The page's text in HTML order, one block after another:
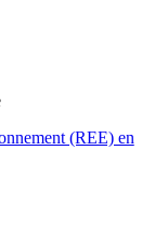
(REE) en